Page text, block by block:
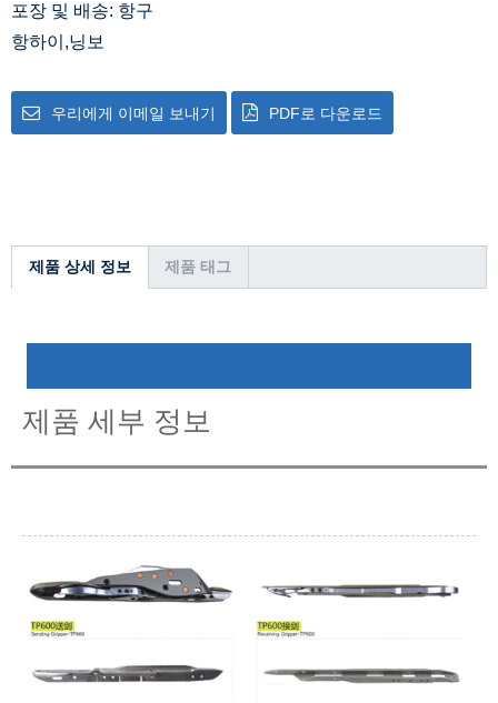
포장 및 배송: 항구
항하이,닝보
우리에게 이메일 보내기 PDF로 다운로드
제품 상세 정보 제품 태그
제품 세부 정보